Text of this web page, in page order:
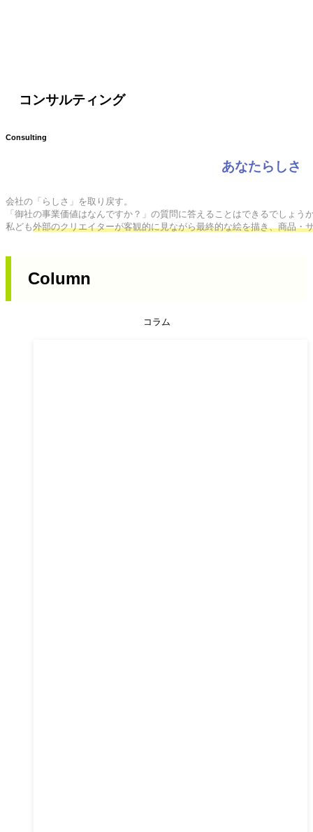
コンサルティング
Consulting
あなたらしさ
会社の「らしさ」を取り戻す。
「御社の事業価値はなんですか？」の質問に答えることはできるでしょう
私ども外部のクリエイターが客観的に見ながら最終的な絵を描き、商品・
Column
コラム